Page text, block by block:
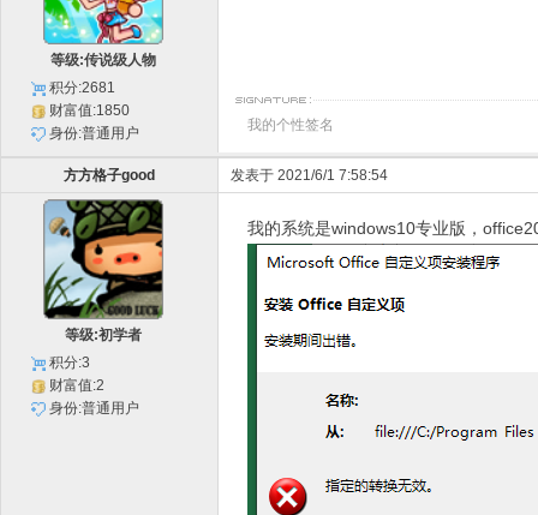
等级:传说级人物
积分:2681
财富值:1850
身份:普通用户
我的个性签名
方方格子good 发表于 2021/6/1 7:58:54
等级:初学者
积分:3
财富值:2
身份:普通用户
我的系统是windows10专业版，